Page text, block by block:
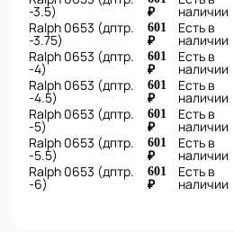
-3.5)
₽
наличии
Ralph 0653 (дптр.
-3.75)
601
₽
Есть в
наличии
Ralph 0653 (дптр.
-4)
601
₽
Есть в
наличии
Ralph 0653 (дптр.
-4.5)
601
₽
Есть в
наличии
Ralph 0653 (дптр.
-5)
601
₽
Есть в
наличии
Ralph 0653 (дптр.
-5.5)
601
₽
Есть в
наличии
Ralph 0653 (дптр.
-6)
601
₽
Есть в
наличии